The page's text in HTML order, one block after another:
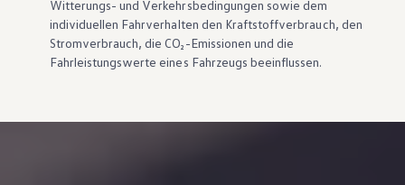
Witterungs- und Verkehrsbedingungen sowie dem
individuellen Fahrverhalten den Kraftstoffverbrauch, den
Stromverbrauch, die CO₂-Emissionen und die
Fahrleistungswerte eines Fahrzeugs beeinflussen.